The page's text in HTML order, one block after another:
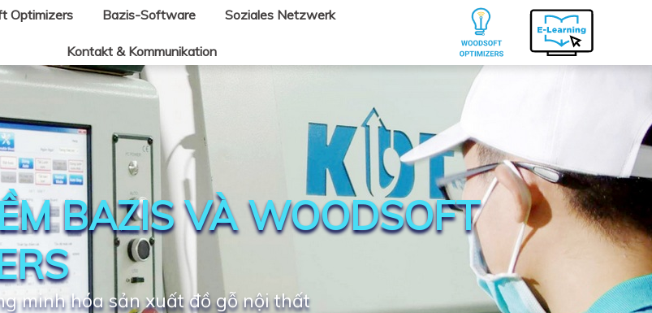
Optimizers Bazis-Software Soziales Netzwerk
Kontakt & Kommunikation
BAZIS VÀ WOODSOFT
minh hóa sản xuất đồ gỗ nội thất